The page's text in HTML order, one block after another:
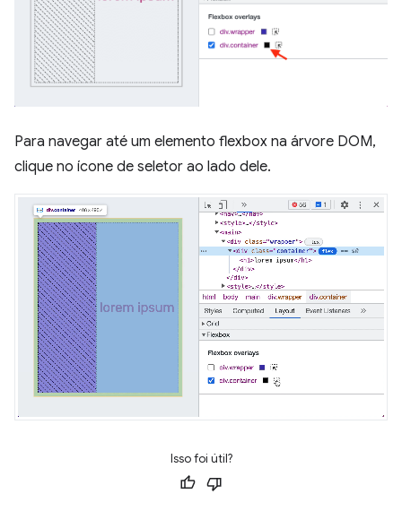
Para navegar até um elemento flexbox na árvore DOM,
clique no ícone de seletor ao lado dele.
Isso foi útil?